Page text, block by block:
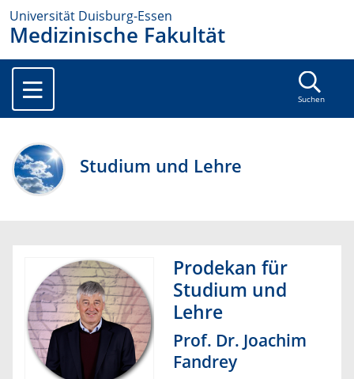
Universität Duisburg-Essen
Medizinische Fakultät
Suchen
Studium und Lehre
Prodekan für
Studium und
Lehre
Prof. Dr. Joachim
Fandrey